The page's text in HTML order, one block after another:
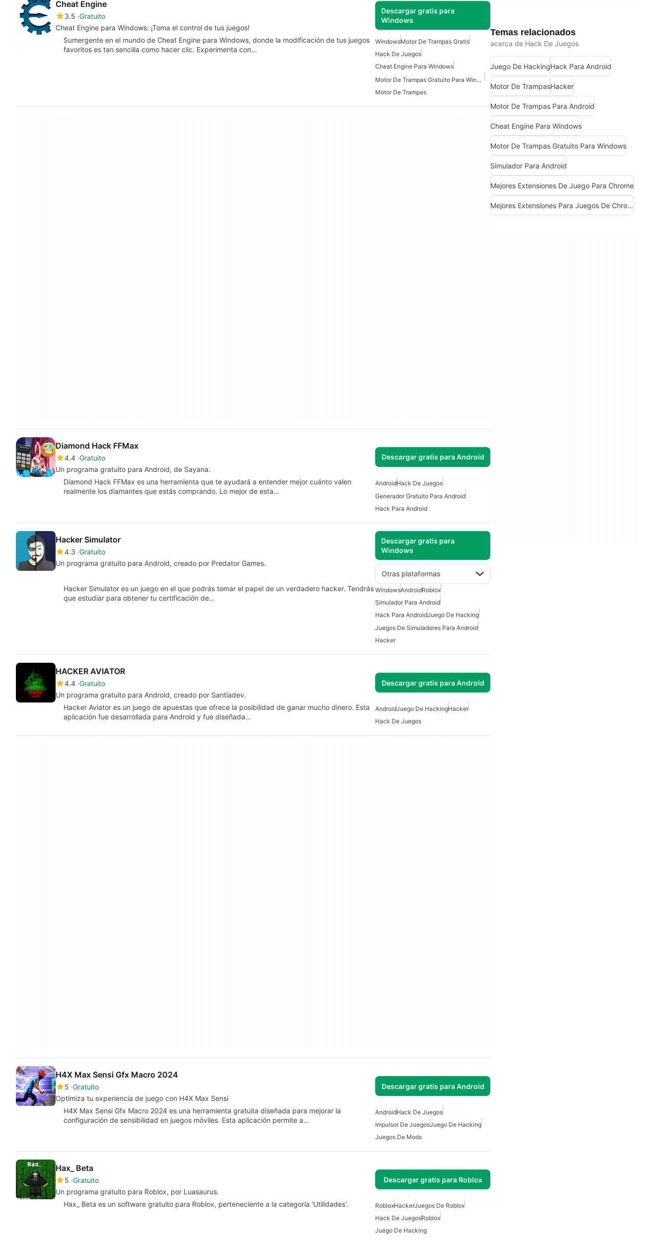
Cheat Engine
3.5 Gratuito
Cheat Engine para Windows: ¡Toma el control de tus juegos!
Descargar gratis para
Windows
Sumergente en el mundo de Cheat Engine para Windows, donde la modificación de tus juegos
favoritos es tan sencilla como hacer clic. Experimenta con…
WindowsMotor De Trampas Gratis
Hack De Juegos
Cheat Engine Para Windows
Motor De Trampas Gratuito Para Windows
Motor De Trampas
Diamond Hack FFMax
4.4 Gratuito
Un programa gratuito para Android, de Sayana.
Descargar gratis para Android
Diamond Hack FFMax es una herramienta que te ayudará a entender mejor cuánto valen
realmente los diamantes que estás comprando. Lo mejor de esta…
AndroidHack De Juegos
Generador Gratuito Para Android
Hack Para Android
Hacker Simulator
4.3 Gratuito
Un programa gratuito para Android, creado por Predator Games.
Descargar gratis para
Windows
Otras plataformas
Hacker Simulator es un juego en el que podrás tomar el papel de un verdadero hacker. Tendrás
que estudiar para obtener tu certificación de…
WindowsAndroidRoblox
Simulador Para Android
Hack Para AndroidJuego De Hacking
Juegos De Simuladores Para Android
Hacker
HACKER AVIATOR
4.4 Gratuito
Un programa gratuito para Android, creado por Santiadev.
Descargar gratis para Android
Hacker Aviator es un juego de apuestas que ofrece la posibilidad de ganar mucho dinero. Esta
aplicación fue desarrollada para Android y fue diseñada…
AndroidJuego De HackingHacker
Hack De Juegos
H4X Max Sensi Gfx Macro 2024
5 Gratuito
Optimiza tu experiencia de juego con H4X Max Sensi
Descargar gratis para Android
H4X Max Sensi Gfx Macro 2024 es una herramienta gratuita diseñada para mejorar la
configuración de sensibilidad en juegos móviles. Esta aplicación permite a…
AndroidHack De Juegos
Impulsor De JuegosJuego De Hacking
Juegos De Mods
Hax_ Beta
5 Gratuito
Un programa gratuito para Roblox, por Luasaurus.
Descargar gratis para Roblox
Hax_ Beta es un software gratuito para Roblox, perteneciente a la categoría 'Utilidades'. RobloxHackerJuegos De Roblox
Hack De JuegosRoblox
Juego De Hacking
Temas relacionados
acerca de Hack De Juegos
Juego De HackingHack Para Android
Motor De TrampasHacker
Motor De Trampas Para Android
Cheat Engine Para Windows
Motor De Trampas Gratuito Para Windows
Simulador Para Android
Mejores Extensiones De Juego Para Chrome
Mejores Extensiones Para Juegos De Chrome